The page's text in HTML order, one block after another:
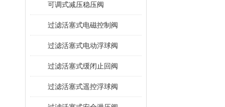
可调式减压稳压阀
过滤活塞式电磁控制阀
过滤活塞式电动浮球阀
过滤活塞式缓闭止回阀
过滤活塞式遥控浮球阀